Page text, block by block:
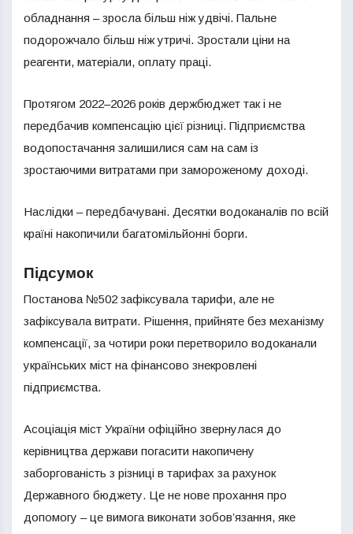
обладнання – зросла більш ніж удвічі. Пальне
подорожчало більш ніж утричі. Зростали ціни на
реагенти, матеріали, оплату праці.
Протягом 2022–2026 років держбюджет так і не
передбачив компенсацію цієї різниці. Підприємства
водопостачання залишилися сам на сам із
зростаючими витратами при замороженому доході.
Наслідки – передбачувані. Десятки водоканалів по всій
країні накопичили багатомільйонні борги.
Підсумок
Постанова №502 зафіксувала тарифи, але не
зафіксувала витрати. Рішення, прийняте без механізму
компенсації, за чотири роки перетворило водоканали
українських міст на фінансово знекровлені
підприємства.
Асоціація міст України офіційно звернулася до
керівництва держави погасити накопичену
заборгованість з різниці в тарифах за рахунок
Державного бюджету. Це не нове прохання про
допомогу – це вимога виконати зобов’язання, яке